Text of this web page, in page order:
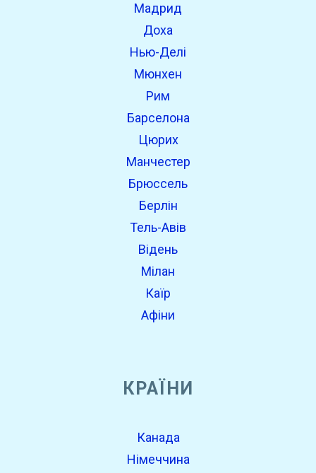
Мадрид
Доха
Нью-Делі
Мюнхен
Рим
Барселона
Цюрих
Манчестер
Брюссель
Берлін
Тель-Авів
Відень
Мілан
Каїр
Афіни
КРАЇНИ
Канада
Німеччина